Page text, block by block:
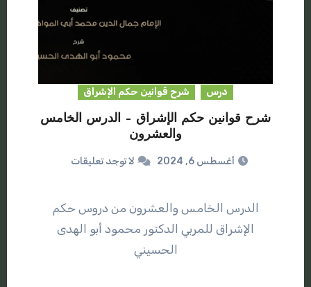
درس شرح قوانين حكم الإشراق
شرح قوانين حكم الإشراق – الدرس الخامس
والعشرون
أغسطس 6, 2024 لا توجد تعليقات
الدرس الخامس والعشرون من دروس حكم
الإشراق للمربي الدكتور محمود أبو الهدى
الحسيني